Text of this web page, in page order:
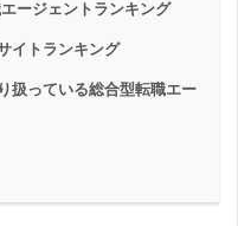
ージェントランキング
イトランキング
扱っている総合型転職エー